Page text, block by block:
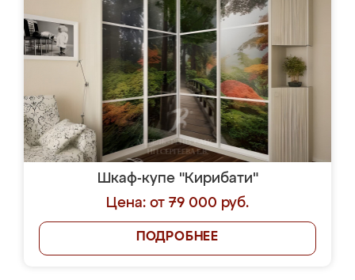
Шкаф-купе "Кирибати"
Цена: от 79 000 руб.
ПОДРОБНЕЕ